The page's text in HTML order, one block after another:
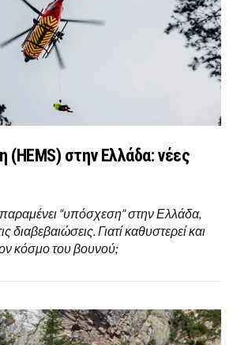
(HEMS) στην Ελλάδα: νέες
“υπόσχεση” στην Ελλάδα,
διαβεβαιώσεις. Γιατί καθυστερεί και
κόσμο του βουνού;